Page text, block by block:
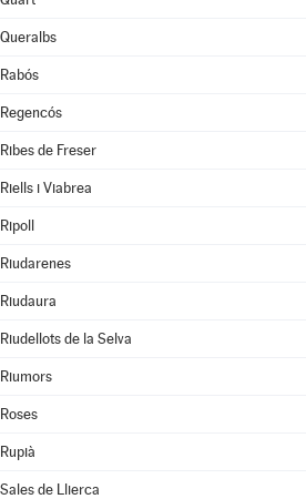
Queralbs
Rabós
Regencós
Ribes de Freser
Riells i Viabrea
Ripoll
Riudarenes
Riudaura
Riudellots de la Selva
Riumors
Roses
Rupià
Sales de Llierca